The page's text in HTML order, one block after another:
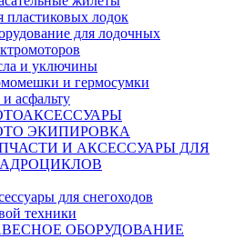
пластиковых лодок
для лодочных
и уключины
и гермосумки
асфальту
ЭКИПИРОВКА
И АКСЕССУАРЫ ДЛЯ
для снегоходов
техники
ОБОРУДОВАНИЕ